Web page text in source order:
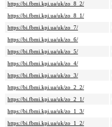
https://bi.fbmi.kpi.ua/uk/zo_8_2/
https://bi.fbmi.kpi.ua/uk/zo_8_1/
https://bi.fbmi.kpi.ua/uk/zo_7/
https://bi.fbmi.kpi.ua/uk/zo_6/
https://bi.fbmi.kpi.ua/uk/zo_5/
https://bi.fbmi.kpi.ua/uk/zo_4/
https://bi.fbmi.kpi.ua/uk/zo_3/
https://bi.fbmi.kpi.ua/uk/zo_2_2/
https://bi.fbmi.kpi.ua/uk/zo_2_1/
https://bi.fbmi.kpi.ua/uk/zo_1_3/
https://bi.fbmi.kpi.ua/uk/zo_1_2/